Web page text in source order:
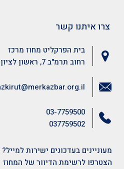
צרו איתנו קשר
בית הפרקליט מחוז מרכז
רחוב תרמ"ב 7, ראשון לציון
03-7759500
037759502
מעוניינים בעדכונים ישירות למייל?
הצטרפו לרשימת הדיוור של המחוז